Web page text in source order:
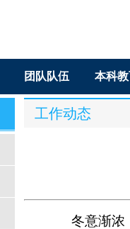
团队队伍 本科
工作动态
冬意渐浓